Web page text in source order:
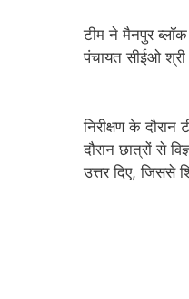
टीम ने मैनपुर
पंचायत सीईओ
निरीक्षण के
दौरान छात्रों से
उत्तर दिए, जिससे